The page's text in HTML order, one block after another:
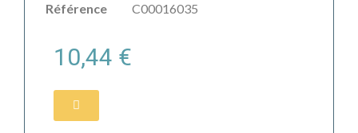
Référence C00016035
10,44 €